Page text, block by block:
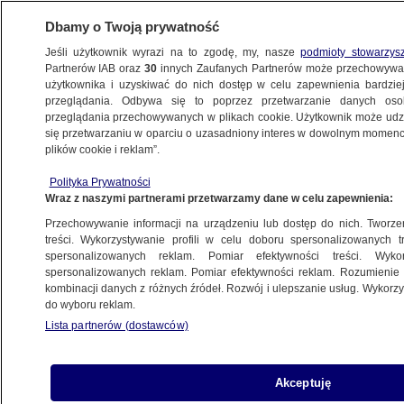
"FAKTY PO FAKTACH"
pozycja Polski. Kwaśniewski: jesteśmy
tymi, którzy sprawiają kłopot
27.07.2021, 20:12
Udostępnij
Dbamy o Twoją prywatność
Jeśli użytkownik wyrazi na to zgodę, my, naszepodmioty
Partnerów IAB oraz30 innych Zaufanych Partnerów może
użytkownika i uzyskiwać do nich dostęp w celu zapewnienia
przeglądania. Odbywa się to poprzez przetwarzanie danych
przeglądania przechowywanych w plikach cookie. Użytkownik może
się przetwarzaniu w oparciu o uzasadniony interes w dowolnym
plików cookie i reklam”.
Polityka Prywatności
Wraz z naszymi partnerami przetwarzamy dane w celu zapewnienia:
Przechowywanie informacji na urządzeniu lub dostęp do nich.
treści. Wykorzystywanie profili w celu doboru spersonalizowanych
spersonalizowanych reklam. Pomiar efektywności treści.
spersonalizowanych reklam. Pomiar efektywności reklam.
kombinacji danych z różnych źródeł. Rozwój i ulepszanie usług.
do wyboru reklam.
Lista partnerów (dostawców)
Akceptuję